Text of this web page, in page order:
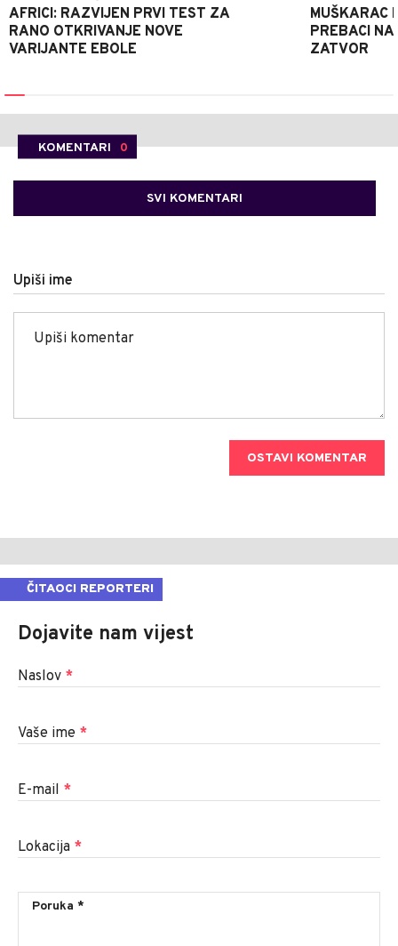
AFRICI: RAZVIJEN PRVI TEST ZA
RANO OTKRIVANJE NOVE
VARIJANTE EBOLE
MUŠKARAC
PREBACI
ZATVOR
KOMENTARI 0
SVI KOMENTARI
Upiši ime
OSTAVI KOMENTAR
ČITAOCI REPORTERI
Dojavite nam vijest
Naslov *
Vaše ime *
E-mail *
Lokacija *